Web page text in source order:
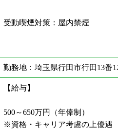
受動喫煙対策：屋内禁煙
勤務地：埼玉県行田市行田13番
【給与】
500～650万円（年俸制）
※資格・キャリア考慮の上優遇